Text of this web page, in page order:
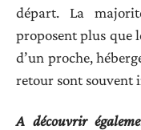
départ. La
proposent plus que
d’un proche,
retour sont souvent
A découvrir